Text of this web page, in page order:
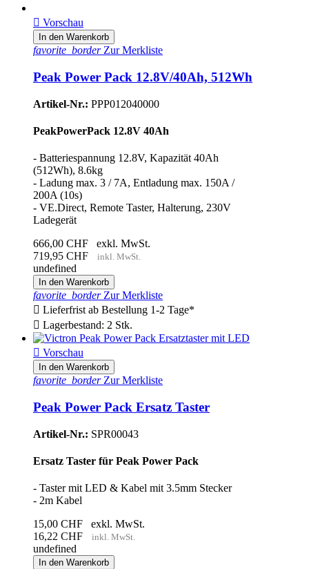
 Vorschau
In den Warenkorb
favorite_borderZur Merkliste
Peak Power Pack 12.8V/40Ah, 512Wh
Artikel-Nr.: PPP012040000
PeakPowerPack 12.8V 40Ah
- Batteriespannung 12.8V, Kapazität 40Ah
(512Wh), 8.6kg
- Ladung max. 3 / 7A, Entladung max. 150A /
200A (10s)
- VE.Direct, Remote Taster, Halterung, 230V
Ladegerät
666,00 CHF
exkl. MwSt.
719,95 CHF
inkl. MwSt.
undefined
In den Warenkorb
favorite_borderZur Merkliste
 Lieferfrist ab Bestellung 1-2 Tage*
 Lagerbestand: 2 Stk.
 Vorschau
In den Warenkorb
favorite_borderZur Merkliste
Peak Power Pack Ersatz Taster
Artikel-Nr.: SPR00043
Ersatz Taster für Peak Power Pack
- Taster mit LED & Kabel mit 3.5mm Stecker
- 2m Kabel
15,00 CHF
exkl. MwSt.
16,22 CHF
inkl. MwSt.
undefined
In den Warenkorb